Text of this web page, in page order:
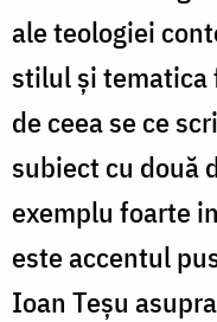
ale teologiei
stilul și
de ceea se ce
subiect cu două
exemplu foarte
este accentul
Ioan Teșu